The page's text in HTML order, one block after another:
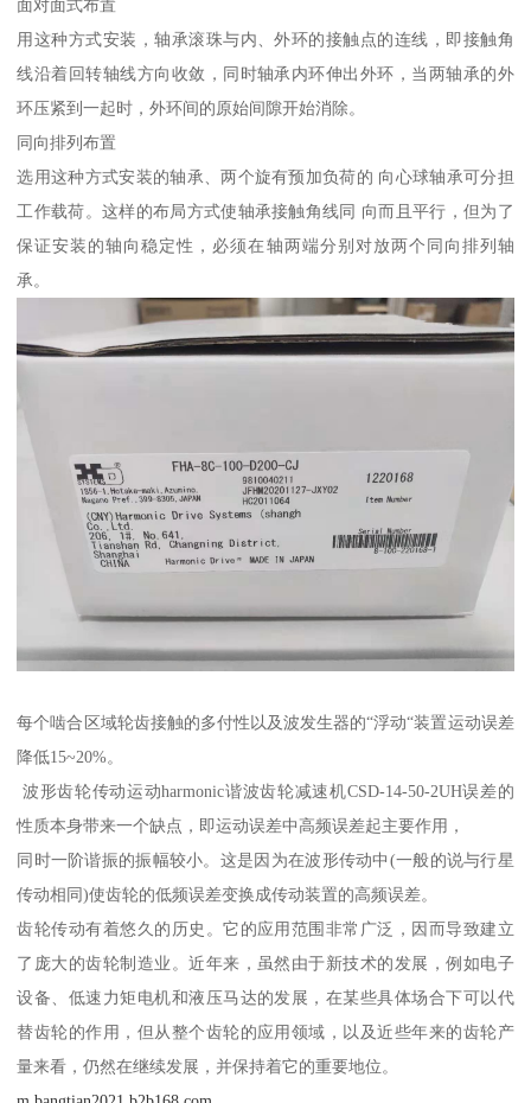
面对面式布置
用这种方式安装，轴承滚珠与内、外环的接触点的连线，即接触角
线沿着回转轴线方向收敛，同时轴承内环伸出外环，当两轴承的外
环压紧到一起时，外环间的原始间隙开始消除。
同向排列布置
选用这种方式安装的轴承、两个旋有预加负荷的 向心球轴承可分担
工作载荷。这样的布局方式使轴承接触角线同 向而且平行，但为了
保证安装的轴向稳定性，必须在轴两端分别对放两个同向排列轴
承。
每个啮合区域轮齿接触的多付性以及波发生器的“浮动“装置运动误差
降低15~20%。
波形齿轮传动运动harmonic谐波齿轮减速机CSD-14-50-2UH误差的
性质本身带来一个缺点，即运动误差中高频误差起主要作用，
同时一阶谐振的振幅较小。这是因为在波形传动中(一般的说与行星
传动相同)使齿轮的低频误差变换成传动装置的高频误差。
齿轮传动有着悠久的历史。它的应用范围非常广泛，因而导致建立
了庞大的齿轮制造业。近年来，虽然由于新技术的发展，例如电子
设备、低速力矩电机和液压马达的发展，在某些具体场合下可以代
替齿轮的作用，但从整个齿轮的应用领域，以及近些年来的齿轮产
量来看，仍然在继续发展，并保持着它的重要地位。